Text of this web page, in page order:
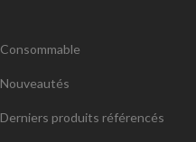
Consommable
Nouveautés
Derniers produits référencés